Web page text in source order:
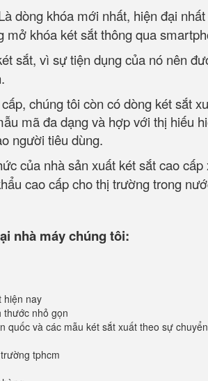
dòng khóa mới nhất, hiện đại
khóa két sắt thông qua
sắt, vì sự tiện dụng của nó nên
chúng tôi còn có dòng két sắt
mã đa dạng và hợp với thị hiếu
người tiêu dùng.
của nhà sản xuất két sắt cao cấp
cao cấp cho thị trường trong
nhà máy chúng tôi:
hiện nay
thước nhỏ gọn
quốc và các mẫu két sắt xuất theo sự
tphcm